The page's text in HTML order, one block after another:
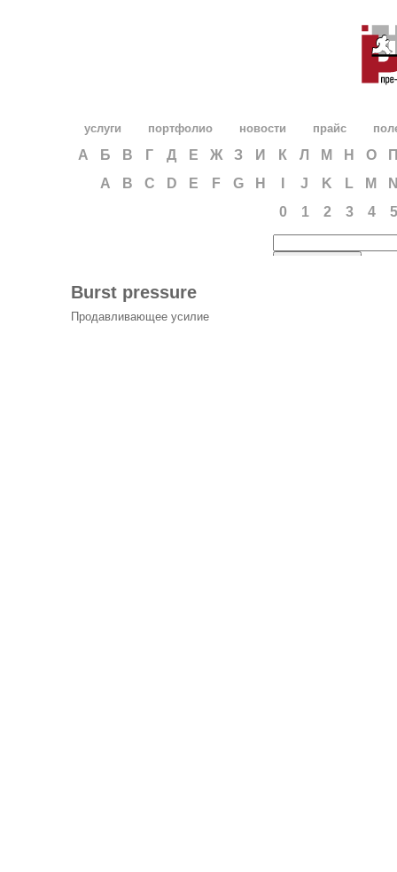
услуги портфолио новости прайс
А Б В Г Д Е Ж З И К Л М Н О
A
B C D E F G H J K L M
0
1 2 3 4 5
Burst pressure
Продавливающее усилие